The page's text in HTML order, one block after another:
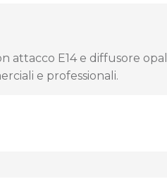
attacco E14 e diffusore
e professionali.